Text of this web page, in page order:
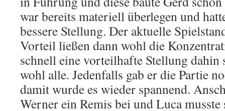
war bereits materiell überlegen und
bessere Stellung. Der aktuelle
Vorteil ließen dann wohl die
schnell eine vorteilhafte Stellung dahin
wohl alle. Jedenfalls gab er die Partie
damit wurde es wieder spannend.
Werner ein Remis bei und Luca musste